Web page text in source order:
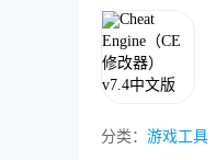
分类： 游戏工具